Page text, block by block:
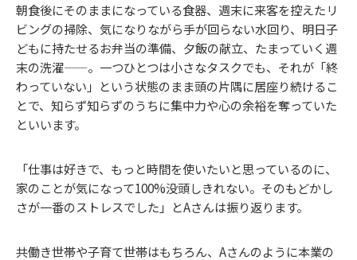
朝食後にそのままになっている食器、週末に来客を控えたリ
ビングの掃除、気になりながら手が回らない水回り、明日子
どもに持たせるお弁当の準備、夕飯の献立、たまっていく週
末の洗濯——。一つひとつは小さなタスクでも、それが「終
わっていない」という状態のまま頭の片隅に居座り続けるこ
とで、知らず知らずのうちに集中力や心の余裕を奪っていた
といいます。
「仕事は好きで、もっと時間を使いたいと思っているのに、
家のことが気になって100%没頭しきれない。そのもどかし
さが一番のストレスでした」とAさんは振り返ります。
共働き世帯や子育て世帯はもちろん、Aさんのように本業の